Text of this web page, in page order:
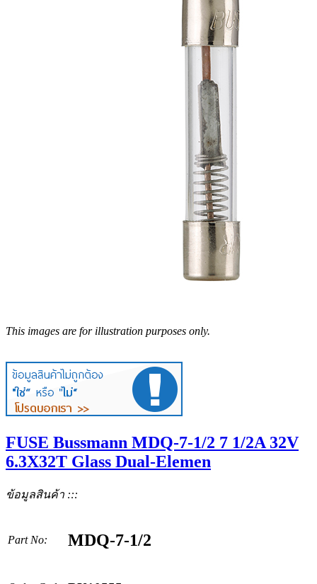
This images are for illustration purposes only.
FUSE Bussmann MDQ-7-1/2 7 1/2A 32V
6.3X32T Glass Dual-Elemen
ข้อมูลสินค้า :::
Part No: MDQ-7-1/2